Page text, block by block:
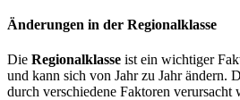
Änderungen in der Regionalklasse
Die Regionalklasse ist ein wichtiger
und kann sich von Jahr zu Jahr ändern.
durch verschiedene Faktoren verursacht